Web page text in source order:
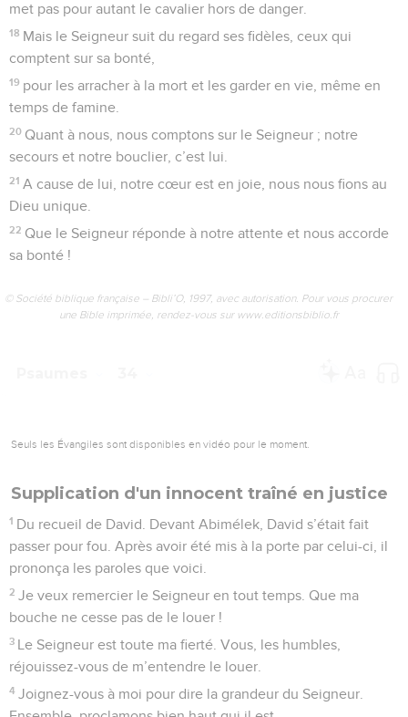
met pas pour autant le cavalier hors de danger.
18 Mais le Seigneur suit du regard ses fidèles, ceux qui
comptent sur sa bonté,
19 pour les arracher à la mort et les garder en vie, même en
temps de famine.
20 Quant à nous, nous comptons sur le Seigneur ; notre
secours et notre bouclier, c’est lui.
21 A cause de lui, notre cœur est en joie, nous nous fions au
Dieu unique.
22 Que le Seigneur réponde à notre attente et nous accorde
sa bonté !
© Société biblique française – Bibli’O, 1997, avec autorisation. Pour vous procurer
une Bible imprimée, rendez-vous sur www.editionsbiblio.fr
Seuls les Évangiles sont disponibles en vidéo pour le moment.
Supplication d'un innocent traîné en justice
1 Du recueil de David. Devant Abimélek, David s’était fait
passer pour fou. Après avoir été mis à la porte par celui-ci, il
prononça les paroles que voici.
2 Je veux remercier le Seigneur en tout temps. Que ma
bouche ne cesse pas de le louer !
3 Le Seigneur est toute ma fierté. Vous, les humbles,
réjouissez-vous de m’entendre le louer.
4 Joignez-vous à moi pour dire la grandeur du Seigneur.